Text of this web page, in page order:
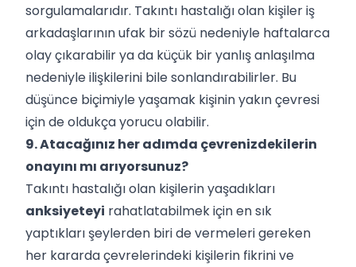
sorgulamalarıdır. Takıntı hastalığı olan kişiler iş
arkadaşlarının ufak bir sözü nedeniyle haftalarca
olay çıkarabilir ya da küçük bir yanlış anlaşılma
nedeniyle ilişkilerini bile sonlandırabilirler. Bu
düşünce biçimiyle yaşamak kişinin yakın çevresi
için de oldukça yorucu olabilir.
9. Atacağınız her adımda çevrenizdekilerin
onayını mı arıyorsunuz?
Takıntı hastalığı olan kişilerin yaşadıkları
anksiyeteyi rahatlatabilmek için en sık
yaptıkları şeylerden biri de vermeleri gereken
her kararda çevrelerindeki kişilerin fikrini ve